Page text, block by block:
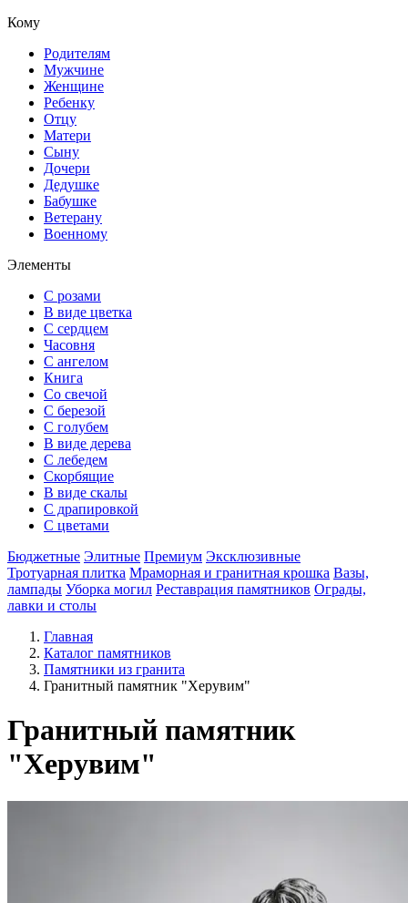
Кому
Родителям
Мужчине
Женщине
Ребенку
Отцу
Матери
Сыну
Дочери
Дедушке
Бабушке
Ветерану
Военному
Элементы
С розами
В виде цветка
С сердцем
Часовня
С ангелом
Книга
Со свечой
С березой
С голубем
В виде дерева
С лебедем
Скорбящие
В виде скалы
С драпировкой
С цветами
Бюджетные Элитные Премиум Эксклюзивные
Тротуарная плитка Мраморная и гранитная крошка Вазы,
лампады Уборка могил Реставрация памятников Ограды,
лавки и столы
Главная
Каталог памятников
Памятники из гранита
Гранитный памятник "Херувим"
Гранитный памятник
"Херувим"